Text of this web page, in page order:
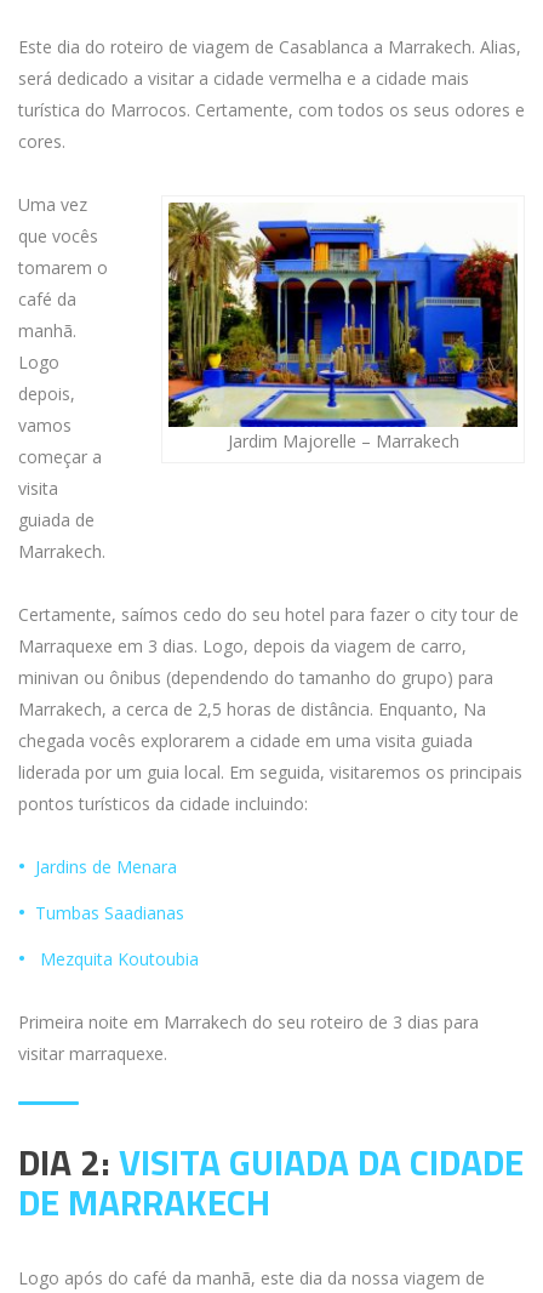
Este dia do roteiro de viagem de Casablanca a Marrakech. Alias,
será dedicado a visitar a cidade vermelha e a cidade mais
turística do Marrocos. Certamente, com todos os seus odores e
cores.
Jardim Majorelle – Marrakech
Uma vez
que vocês
tomarem o
café da
manhã.
Logo
depois,
vamos
começar a
visita
guiada de
Marrakech.
Certamente, saímos cedo do seu hotel para fazer o city tour de
Marraquexe em 3 dias. Logo, depois da viagem de carro,
minivan ou ônibus (dependendo do tamanho do grupo) para
Marrakech, a cerca de 2,5 horas de distância. Enquanto, Na
chegada vocês explorarem a cidade em uma visita guiada
liderada por um guia local. Em seguida, visitaremos os principais
pontos turísticos da cidade incluindo:
Jardins de Menara
Tumbas Saadianas
Mezquita Koutoubia
Primeira noite em Marrakech do seu roteiro de 3 dias para
visitar marraquexe.
DIA 2:VISITA GUIADA DA CIDADE
DE MARRAKECH
Logo após do café da manhã, este dia da nossa viagem de